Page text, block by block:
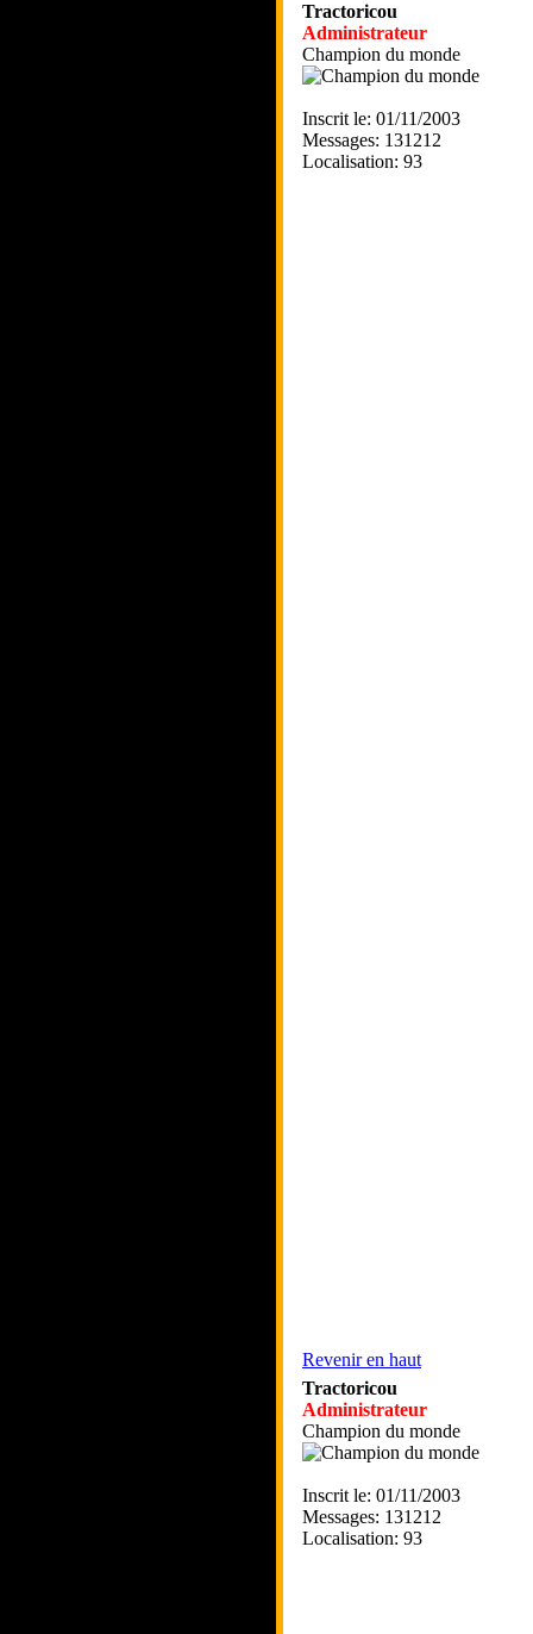
Tractoricou
Administrateur
Champion du monde
Inscrit le: 01/11/2003
Messages: 131212
Localisation: 93
Revenir en haut
Tractoricou
Administrateur
Champion du monde
Inscrit le: 01/11/2003
Messages: 131212
Localisation: 93